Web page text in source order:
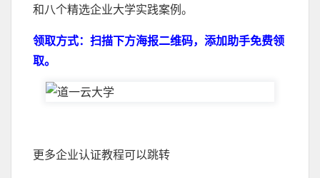
和八个精选企业大学实践案例。
领取方式：扫描下方海报二维码，添加助手免费领
取。
更多企业认证教程可以跳转